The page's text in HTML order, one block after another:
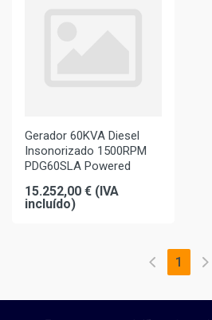
Gerador 60KVA Diesel
Insonorizado 1500RPM
PDG60SLA Powered
15.252,00 € (IVA
incluído)
1